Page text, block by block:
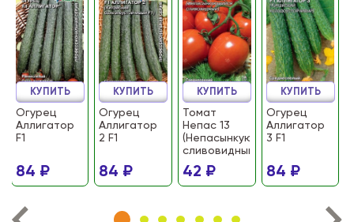
Огурец
Аллигатор
F1
84 ₽
КУПИТЬ
Огурец
Аллигатор
2 F1
84 ₽
КУПИТЬ
Томат
Непас 13
(Непасынкующийся
сливовидный)
42 ₽
КУПИТЬ
Огурец
Аллигатор
3 F1
84 ₽
КУПИТЬ